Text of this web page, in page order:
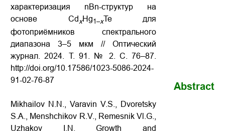
характеризация nBn-структур на
основе СdхHg1–хTe для
фотоприёмников спектрального
диапазона 3–5 мкм // Оптический
журнал. 2024. Т. 91. № 2. С. 76–87.
http://doi.org/10.17586/1023-5086-2024-
91-02-76-87
Mikhailov N.N., Varavin V.S., Dvoretsky
S.A., Menshchikov R.V., Remesnik Vl.G.,
Uzhakov I.N. Growth and
Abstract